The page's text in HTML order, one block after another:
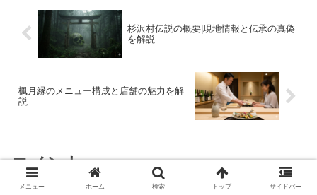
杉沢村伝説の概要|現地情報と伝承の真偽
を解説
楓月縁のメニュー構成と店舗の魅力を解
説
コメント
メニュー ホーム 検索 トップ サイドバー